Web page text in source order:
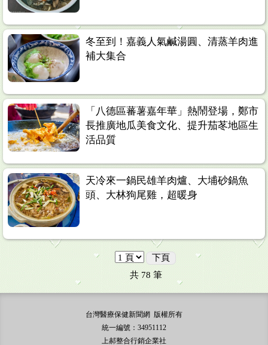
冬至到！嘉義人氣鹹湯圓、清蒸羊肉進
補大集合
「八德區蕃薯嘉年華」熱鬧登場，鄭市
長推廣地瓜美食文化、提升茄苳地區生
活品質
天冷來一鍋民雄羊肉爐、大埔砂鍋魚
頭、大林狗尾雞，超暖身
下頁
共 78 筆
台灣醫療保健新聞網 版權所有
統一編號：34951112
上郝整合行銷企業社